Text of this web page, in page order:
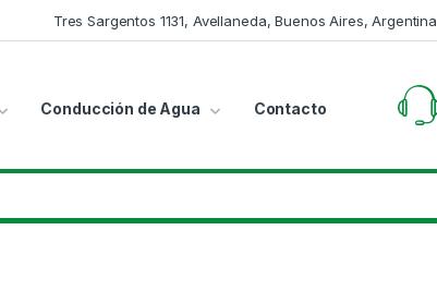
Tres Sargentos 1131, Avellaneda, Buenos Aires, Argentina
Conducción de Agua Contacto